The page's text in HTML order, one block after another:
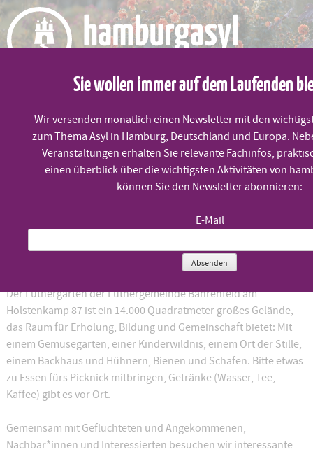
Skip
content
MENÜ
Wir entdecken den Luthergarten
Sonntag, 21.6. um 13:00 Uhr
Der Luthergarten der Luthergemeinde Bahrenfeld am
Holstenkamp 87 ist ein 14.000 Quadratmeter großes Gelände,
das Raum für Erholung, Bildung und Gemeinschaft bietet: Mit
einem Gemüsegarten, einer Kinderwildnis, einem Ort der Stille,
einem Backhaus und Hühnern, Bienen und Schafen. Bitte etwas
zu Essen fürs Picknick mitbringen, Getränke (Wasser, Tee,
Kaffee) gibt es vor Ort.
Gemeinsam mit Geflüchteten und Angekommenen,
Nachbar*innen und Interessierten besuchen wir interessante
Sie wollen immer auf dem Laufenden
Wir versenden monatlich einen Newsletter mit den
zum Thema Asyl in Hamburg, Deutschland und Europa.
Veranstaltungen erhalten Sie relevante Fachinfos,
einen überblick über die wichtigsten Aktivitäten von
können Sie den Newsletter abonnieren:
E-Mail
Absenden